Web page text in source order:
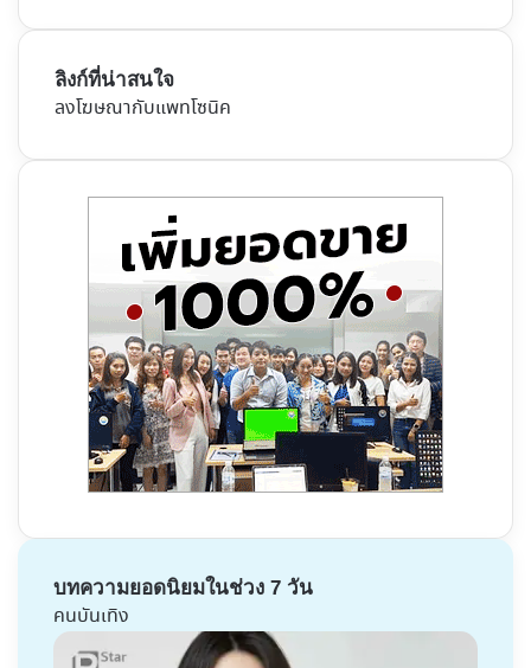
ลิงก์ที่น่าสนใจ
ลงโฆษณากับแพทโซนิค
บทความยอดนิยมในช่วง 7 วัน
คนบันเทิง